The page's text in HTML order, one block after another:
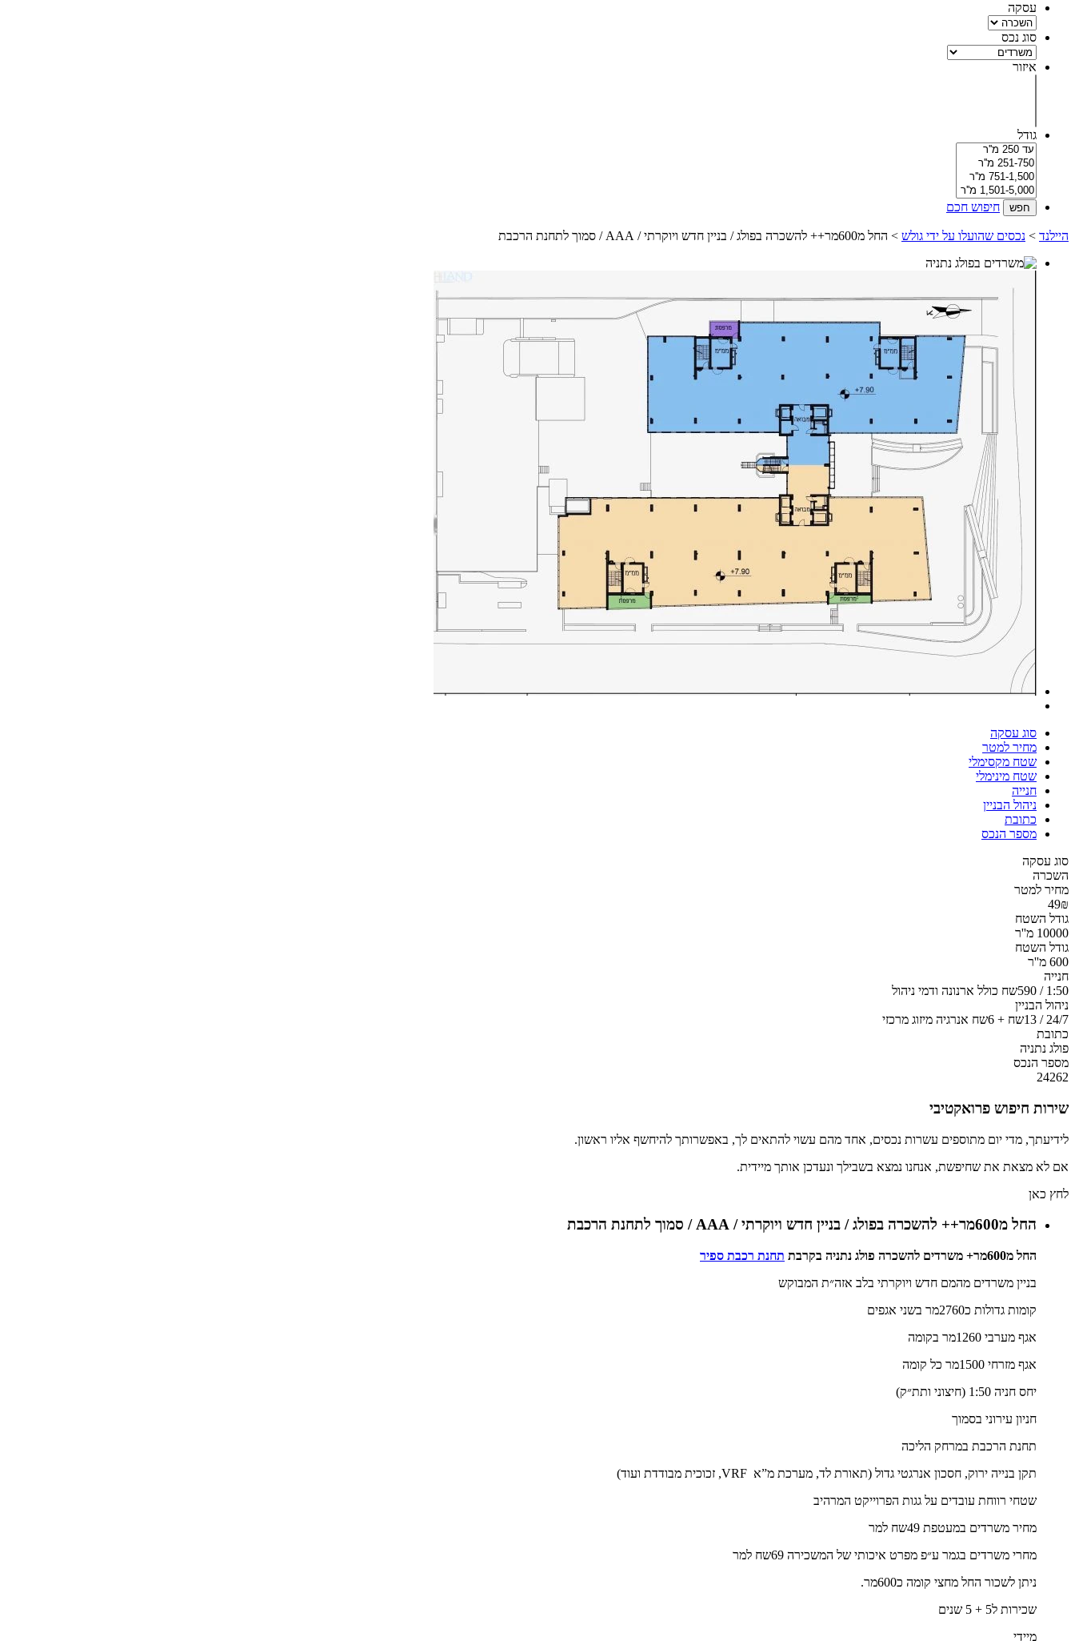
עסקה
סוג נכס
איזור
גודל
חיפוש חכם
היילנד > נכסים שהועלו על ידי גולש > החל מ600מר++ להשכרה בפולג / בניין חדש ויוקרתי / AAA / סמוך לתחנת הרכבת
סוג עסקה
מחיר למטר
שטח מקסימלי
שטח מינימלי
חנייה
ניהול הבניין
כתובת
מספר הנכס
סוג עסקה
השכרה
מחיר למטר
49₪
גודל השטח
10000 מ''ר
גודל השטח
600 מ''ר
חנייה
1:50 / 590שח כולל ארנונה ודמי ניהול
ניהול הבניין
24/7 / 13שח + 6שח אנרגיה מיזוג מרכזי
כתובת
פולג נתניה
מספר הנכס
24262
שירות חיפוש פרואקטיבי
לידיעתך, מדי יום מתוספים עשרות נכסים, אחד מהם עשוי להתאים לך, באפשרותך להיחשף אליו ראשון.
אם לא מצאת את שחיפשת, אנחנו נמצא בשבילך ונעדכן אותך מיידית.
לחץ כאן
החל מ600מר++ להשכרה בפולג / בניין חדש ויוקרתי / AAA / סמוך לתחנת הרכבת
החל מ600מר+ משרדים להשכרה פולג נתניה בקרבת
תחנת רכבת ספיר
בניין משרדים מהמם חדש ויוקרתי בלב אזה״ת המבוקש
קומות גדולות כ2760מר בשני אגפים
אגף מערבי 1260מר בקומה
אגף מזרחי 1500מר כל קומה
יחס חניה 1:50 (חיצוני ותת״ק)
חניון עירוני בסמוך
תחנת הרכבת במרחק הליכה
תקן בנייה ירוק, חסכון אנרגטי גדול (תאורת לד, מערכת מ”א VRF, זכוכית מבודדת ועוד)
שטחי רווחת עובדים על גגות הפרוייקט המרהיב
מחיר משרדים במעטפת 49שח למר
מחרי משרדים בגמר ע״פ מפרט איכותי של המשכירה 69שח למר
ניתן לשכור החל מחצי קומה כ600מר.
שכירות ל5 + 5 שנים
מיידי